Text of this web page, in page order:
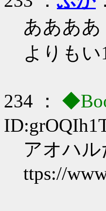
ああああ
よりも
234 ：
アオハル
ttps://